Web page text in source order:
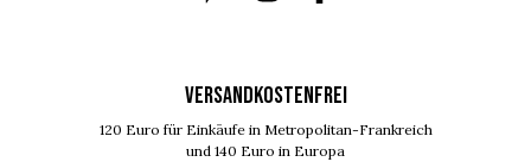
VERSANDKOSTENFREI
120 Euro für Einkäufe in Metropolitan-Frankreich
und 140 Euro in Europa